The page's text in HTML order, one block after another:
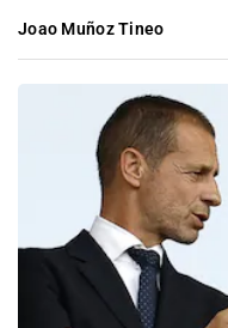
Joao Muñoz Tineo